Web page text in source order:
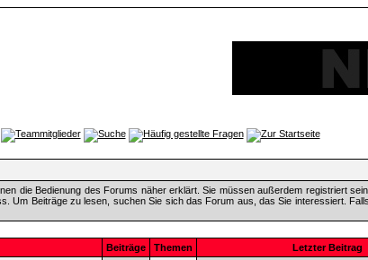
die Bedienung des Forums näher erklärt. Sie müssen außerdem registriert
Um Beiträge zu lesen, suchen Sie sich das Forum aus, das Sie interessiert.
Beiträge Themen Letzter Beitrag